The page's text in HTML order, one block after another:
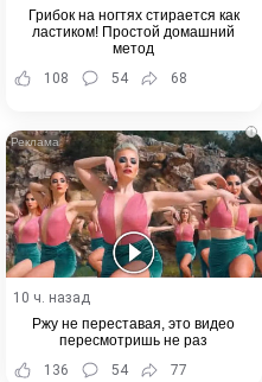
Грибок на ногтях стирается как
ластиком! Простой домашний
метод
108
54 68
i
10 ч. назад
Ржу не переставая, это видео
пересмотришь не раз
136
54 77